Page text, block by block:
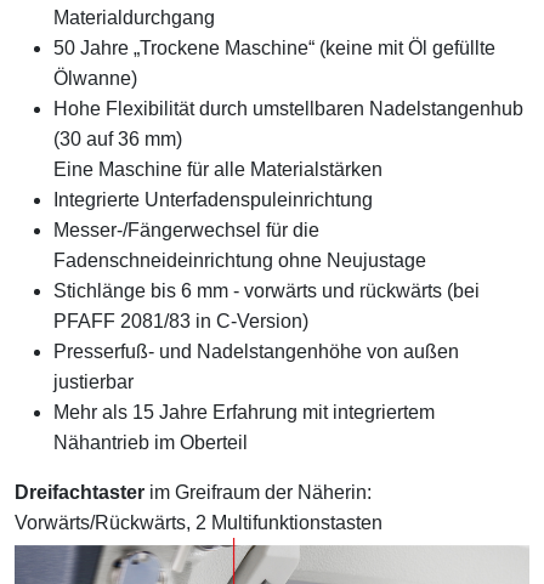
Materialdurchgang
50 Jahre „Trockene Maschine“ (keine mit Öl gefüllte
Ölwanne)
Hohe Flexibilität durch umstellbaren Nadelstangenhub
(30 auf 36 mm)
Eine Maschine für alle Materialstärken
Integrierte Unterfadenspuleinrichtung
Messer-/Fängerwechsel für die
Fadenschneideinrichtung ohne Neujustage
Stichlänge bis 6 mm - vorwärts und rückwärts (bei
PFAFF 2081/83 in C-Version)
Presserfuß- und Nadelstangenhöhe von außen
justierbar
Mehr als 15 Jahre Erfahrung mit integriertem
Nähantrieb im Oberteil
Dreifachtaster im Greifraum der Näherin:
Vorwärts/Rückwärts, 2 Multifunktionstasten